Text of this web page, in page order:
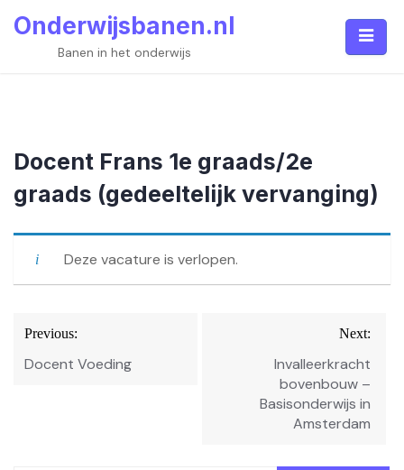
Onderwijsbanen.nl
Banen in het onderwijs
Docent Frans 1e graads/2e
graads (gedeeltelijk vervanging)
Deze vacature is verlopen.
Bericht
navigatie
Previous:
Docent Voeding
Next:
Invalleerkracht
bovenbouw –
Basisonderwijs in
Amsterdam